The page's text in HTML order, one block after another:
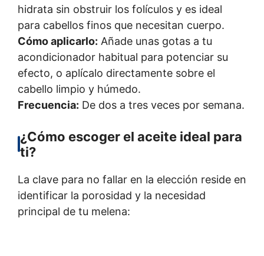
hidrata sin obstruir los folículos y es ideal
para cabellos finos que necesitan cuerpo.
Cómo aplicarlo: Añade unas gotas a tu
acondicionador habitual para potenciar su
efecto, o aplícalo directamente sobre el
cabello limpio y húmedo.
Frecuencia: De dos a tres veces por semana.
¿Cómo escoger el aceite ideal para
ti?
La clave para no fallar en la elección reside en
identificar la porosidad y la necesidad
principal de tu melena: